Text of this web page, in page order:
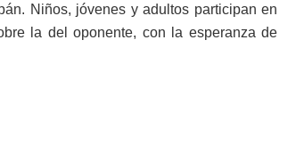
Niños, jóvenes y adultos participan en
la del oponente, con la esperanza de